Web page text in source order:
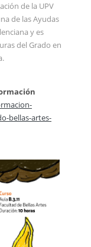
de la UPV
de las Ayudas
y es
del Grado en
bellas-artes-